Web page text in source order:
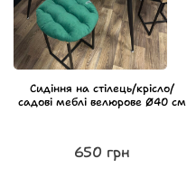
Сидіння на стілець/крісло/
садові меблі велюрове Ø40 см
650 грн